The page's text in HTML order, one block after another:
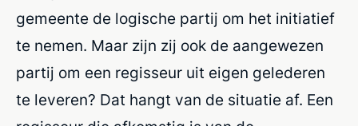
gemeente de logische partij om het initiatief
te nemen. Maar zijn zij ook de aangewezen
partij om een regisseur uit eigen gelederen
te leveren? Dat hangt van de situatie af. Een